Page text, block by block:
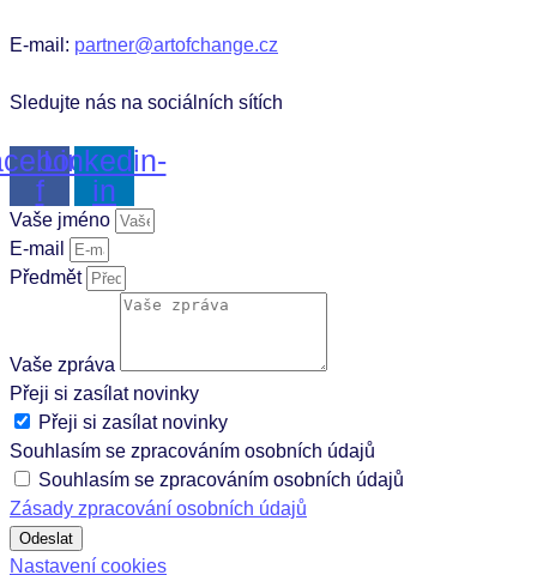
E-mail: partner@artofchange.cz
Sledujte nás na sociálních sítích
f
Linkedin-
in
Vaše jméno
E-mail
Předmět
Vaše zpráva
Přeji si zasílat novinky
Přeji si zasílat novinky
Souhlasím se zpracováním osobních údajů
Souhlasím se zpracováním osobních údajů
Zásady zpracování osobních údajů
Odeslat
Nastavení cookies